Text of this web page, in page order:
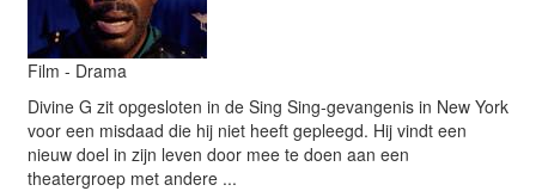
Film - Drama
Divine G zit opgesloten in de Sing Sing-gevangenis in New York
voor een misdaad die hij niet heeft gepleegd. Hij vindt een
nieuw doel in zijn leven door mee te doen aan een
theatergroep met andere ...